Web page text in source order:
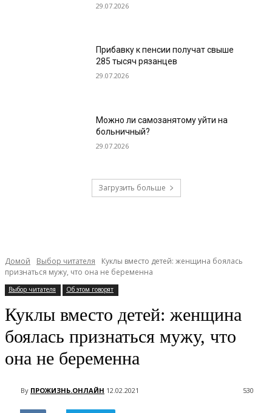
29.07.2026
Прибавку к пенсии получат свыше
285 тысяч рязанцев
29.07.2026
Можно ли самозанятому уйти на
больничный?
29.07.2026
Загрузить больше